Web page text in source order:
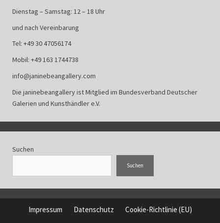
Dienstag – Samstag: 12 – 18 Uhr
und nach Vereinbarung
Tel: +49 30 47056174
Mobil: +49 163 1744738
info@janinebeangallery.com
Die janinebeangallery ist Mitglied im Bundesverband Deutscher
Galerien und Kunsthändler e.V.
Suchen
Suchen
Impressum Datenschutz Cookie-Richtlinie (EU)